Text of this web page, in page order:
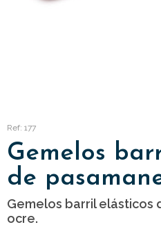
Ref: 177
Gemelos
de
Gemelos barril elásticos
ocre.